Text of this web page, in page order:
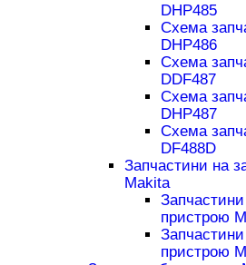
DHP485
Схема
DHP486
Схема
DDF487
Схема
DHP487
Схема
DF488D
Запчастини на
Makita
пристрою
пристрою